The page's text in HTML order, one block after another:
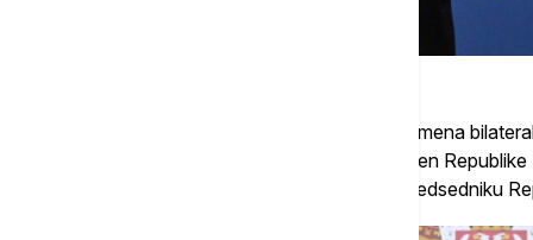
Nakon plenarnog sastanka održana je razmena
je ceremonija uručenja ordenja, gde je Orden
Angole, a Orden Agostino Neto uručen predsedniku